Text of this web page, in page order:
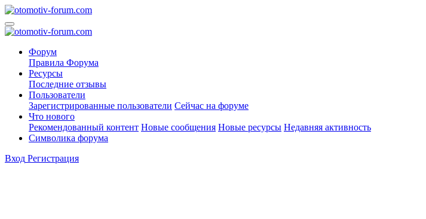
Форум
Правила Форума
Ресурсы
Последние отзывы
Пользователи
Зарегистрированные пользователи Сейчас на форуме
Что нового
Рекомендованный контент Новые сообщения Новые ресурсы Недавняя активность
Символика форума
Вход Регистрация